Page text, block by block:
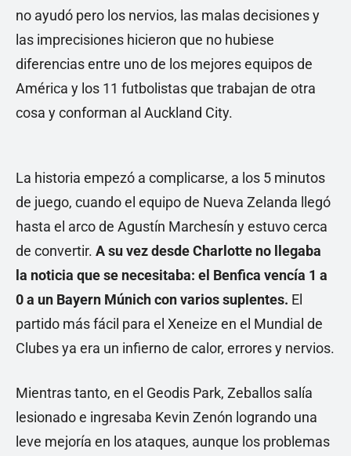
no ayudó pero los nervios, las malas decisiones y
las imprecisiones hicieron que no hubiese
diferencias entre uno de los mejores equipos de
América y los 11 futbolistas que trabajan de otra
cosa y conforman al Auckland City.
La historia empezó a complicarse, a los 5 minutos
de juego, cuando el equipo de Nueva Zelanda llegó
hasta el arco de Agustín Marchesín y estuvo cerca
de convertir. A su vez desde Charlotte no llegaba
la noticia que se necesitaba: el Benfica vencía 1 a
0 a un Bayern Múnich con varios suplentes. El
partido más fácil para el Xeneize en el Mundial de
Clubes ya era un infierno de calor, errores y nervios.
Mientras tanto, en el Geodis Park, Zeballos salía
lesionado e ingresaba Kevin Zenón logrando una
leve mejoría en los ataques, aunque los problemas